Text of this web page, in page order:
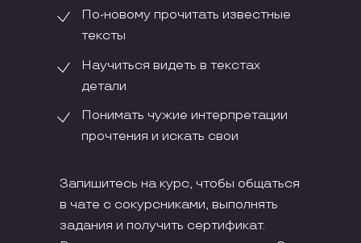
Запишитесь на курс, чтобы общаться
в чате с сокурсниками, выполнять
задания и получить сертификат.
По-новому прочитать известные
тексты
Научиться видеть в текстах
детали
Понимать чужие интерпретации
прочтения и искать свои